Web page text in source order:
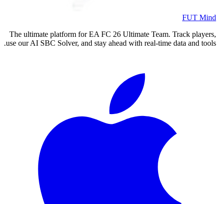
FUT Mind
The ultimate platform for EA FC 26 Ultimate Team. Track players,
use our AI SBC Solver, and stay ahead with real-time data and tools.